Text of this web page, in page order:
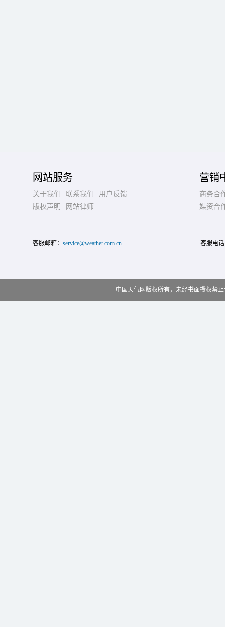
网站服务
关于我们 联系我们
用户反馈
版权声明
网站律师
营销
商务合
媒资合
客服邮箱： service@weather.com.cn 客服电
中国天气网版权所有，未经书面授权